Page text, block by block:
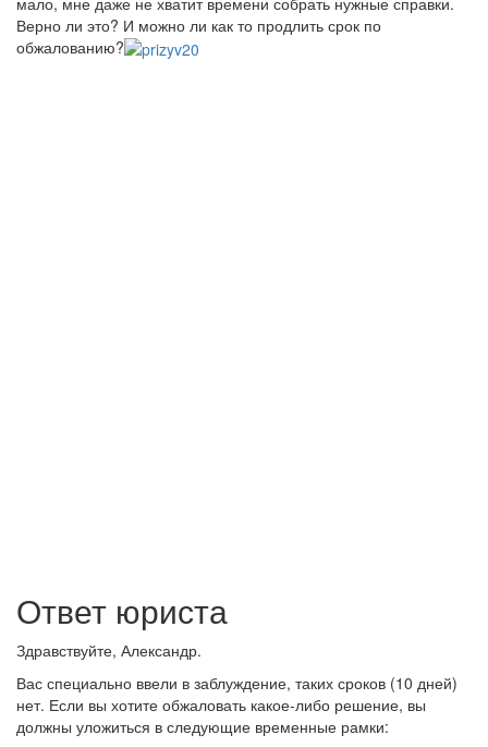
Верно ли это? И можно ли как то продлить срок по
обжалованию?
Ответ юриста
Здравствуйте, Александр.
Вас специально ввели в заблуждение, таких сроков (10 дней)
нет. Если вы хотите обжаловать какое-либо решение, вы
должны уложиться в следующие временные рамки: